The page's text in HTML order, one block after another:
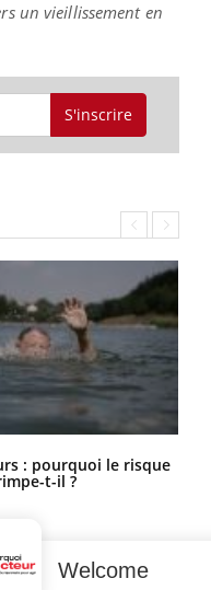
un vieillissement en
S'inscrire
: pourquoi le risque
t-il ?
Welcome